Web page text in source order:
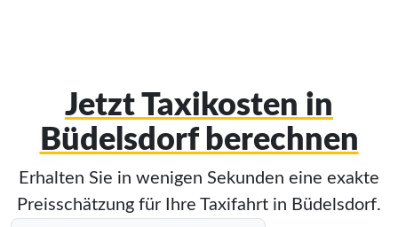
Jetzt Taxikosten in
Büdelsdorf berechnen
Erhalten Sie in wenigen Sekunden eine exakte
Preisschätzung für Ihre Taxifahrt in Büdelsdorf.